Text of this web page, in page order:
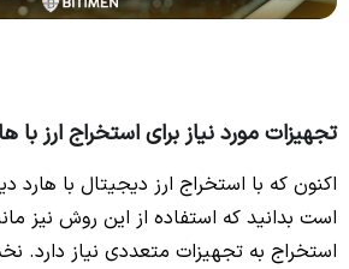
تجهیزات مورد نیاز برای استخراج ارز
اکنون که با استخراج ارز دیجیتال با هارد
است بدانید که استفاده از این روش نیز
استخراج به تجهیزات متعددی نیاز دارد.